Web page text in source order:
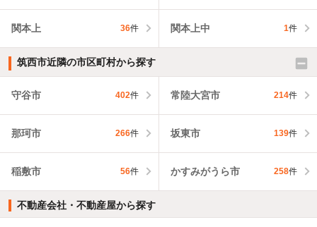
関本上 36件 関本上中 1件
筑西市近隣の市区町村から探す
守谷市 402件 常陸大宮市 214件
那珂市 266件 坂東市 139件
稲敷市 56件 かすみがうら市 258件
不動産会社・不動産屋から探す